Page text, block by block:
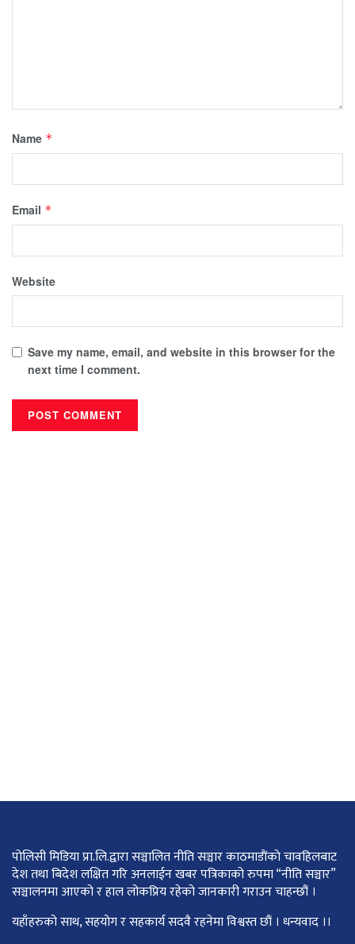
Name *
Email *
Website
Save my name, email, and website in this browser for the
next time I comment.
पोलिसी मिडिया प्रा.लि.द्वारा सञ्चालित नीति सञ्चार काठमाडाैंकाे चावहिलबाट
देश तथा बिदेश लक्षित गरि अनलाईन खबर पत्रिकाको रुपमा “नीति सञ्चार”
सञ्चालनमा आएको र हाल लोकप्रिय रहेको जानकारी गराउन चाहन्छौं ।
यहाँहरुको साथ, सहयोग र सहकार्य सदवै रहनेमा विश्वस्त छौं । धन्यवाद ।।